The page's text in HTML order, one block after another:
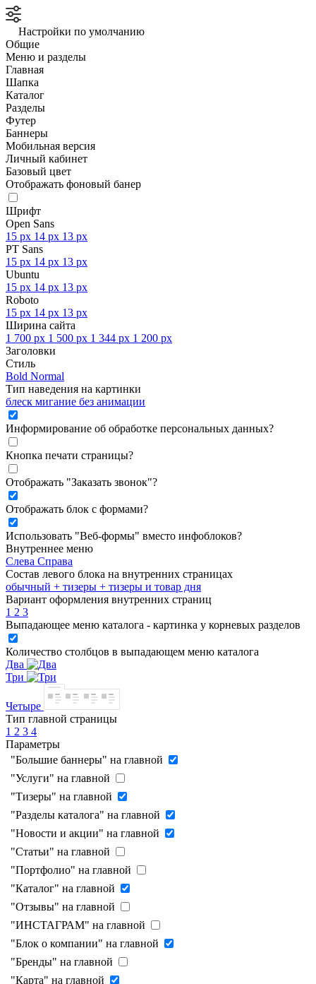
Настройки по умолчанию
Общие
Меню и разделы
Главная
Шапка
Каталог
Разделы
Футер
Баннеры
Мобильная версия
Личный кабинет
Базовый цвет
Отображать фоновый банер
Шрифт
Open Sans
15 px 14 px 13 px
PT Sans
15 px 14 px 13 px
Ubuntu
15 px 14 px 13 px
Roboto
15 px 14 px 13 px
Ширина сайта
1 700 px 1 500 px 1 344 px 1 200 px
Заголовки
Стиль
Bold Normal
Тип наведения на картинки
блеск мигание без анимации
Информирование об обработке персональных данных?
Кнопка печати страницы?
Отображать "Заказать звонок"?
Отображать блок с формами?
Использовать "Веб-формы" вместо инфоблоков?
Внутреннее меню
Слева Справа
Состав левого блока на внутренних страницах
обычный + тизеры + тизеры и товар дня
Вариант оформления внутренних страниц
1 2 3
Выпадающее меню каталога - картинка у корневых разделов
Количество столбцов в выпадающем меню каталога
Два
Три
Четыре
Тип главной страницы
1 2 3 4
Параметры
"Большие баннеры" на главной
"Услуги" на главной
"Тизеры" на главной
"Разделы каталога" на главной
"Новости и акции" на главной
"Статьи" на главной
"Портфолио" на главной
"Каталог" на главной
"Отзывы" на главной
"ИНСТАГРАМ" на главной
"Блок о компании" на главной
"Бренды" на главной
"Карта" на главной